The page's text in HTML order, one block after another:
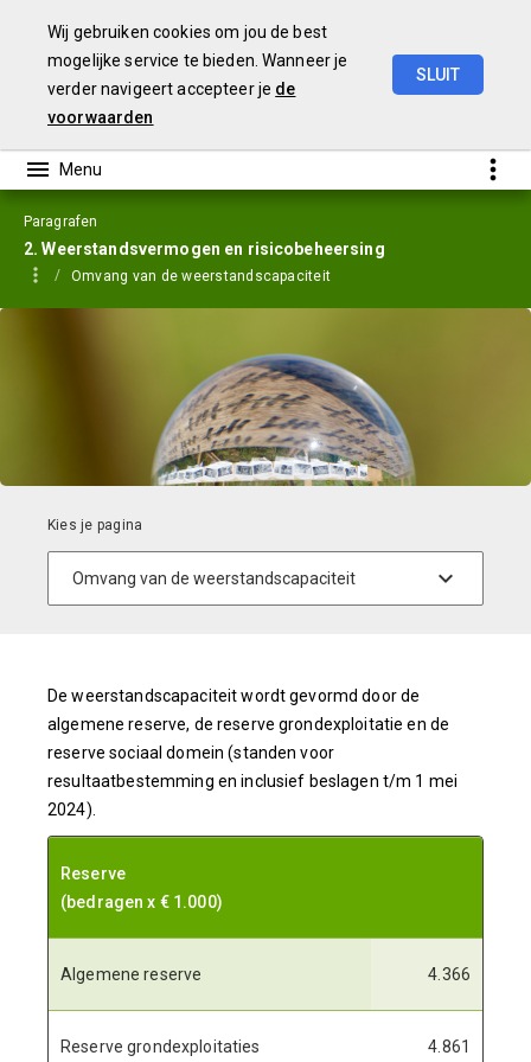
Wij gebruiken cookies om jou de best
mogelijke service te bieden. Wanneer je
verder navigeert accepteer je de
voorwaarden
SLUIT
Paragrafen
2. Weerstandsvermogen en risicobeheersing
Omvang van de weerstandscapaciteit
De weerstandscapaciteit wordt gevormd door de
algemene reserve, de reserve grondexploitatie en de
reserve sociaal domein (standen voor
resultaatbestemming en inclusief beslagen t/m 1 mei
2024).
Reserve
(bedragen x € 1.000)
Algemene reserve 4.366
Reserve grondexploitaties 4.861